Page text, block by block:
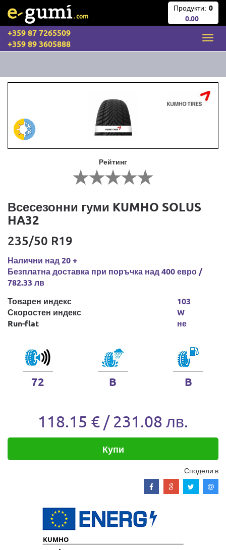
Продукти: 0
0.00
+359 87 7265509
+359 89 3605888
Рейтинг
Всесезонни гуми KUMHO SOLUS
HA32
235/50 R19
Налични над 20 +
Безплатна доставка при поръчка над 400 евро /
782.33 лв
Товарен индекс
Скоростен индекс
Run-flat
103
W
не
72 B B
118.15 € / 231.08 лв.
Купи
Сподели в
KUMHO